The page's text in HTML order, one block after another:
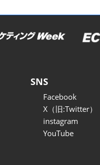
SNS
Facebook
X（旧:Twitter）
instagram
YouTube